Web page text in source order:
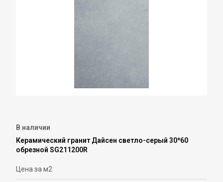
В наличии
Керамический гранит Дайсен светло-серый 30*60
обрезной SG211200R
Цена за м2